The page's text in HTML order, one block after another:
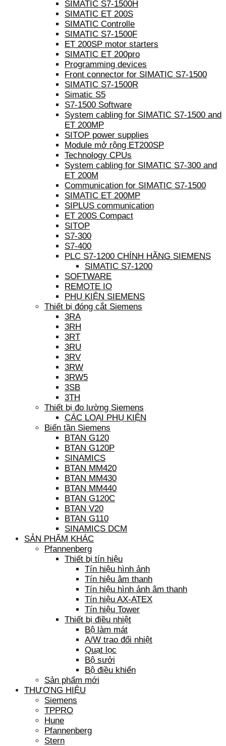
SIMATIC S7-1500H
SIMATIC ET 200S
SIMATIC Controlle
SIMATIC S7-1500F
ET 200SP motor starters
SIMATIC ET 200pro
Programming devices
Front connector for SIMATIC S7-1500
SIMATIC S7-1500R
Simatic S5
S7-1500 Software
System cabling for SIMATIC S7-1500 and
ET 200MP
SITOP power supplies
Module mở rộng ET200SP
Technology CPUs
System cabling for SIMATIC S7-300 and
ET 200M
Communication for SIMATIC S7-1500
SIMATIC ET 200MP
SIPLUS communication
ET 200S Compact
SITOP
S7-300
S7-400
PLC S7-1200 CHÍNH HÃNG SIEMENS
SIMATIC S7-1200
SOFTWARE
REMOTE IO
PHỤ KIỆN SIEMENS
Thiết bị đóng cắt Siemens
3RA
3RH
3RT
3RU
3RV
3RW
3RW5
3SB
3TH
Thiết bị đo lường Siemens
CÁC LOẠI PHỤ KIỆN
Biến tần Siemens
BTAN G120
BTAN G120P
SINAMICS
BTAN MM420
BTAN MM430
BTAN MM440
BTAN G120C
BTAN V20
BTAN G110
SINAMICS DCM
SẢN PHẨM KHÁC
Pfannenberg
Thiết bị tín hiệu
Tín hiệu hình ảnh
Tín hiệu âm thanh
Tín hiệu hình ảnh âm thanh
Tín hiệu AX-ATEX
Tín hiệu Tower
Thiết bị điều nhiệt
Bộ làm mát
A/W trao đổi nhiệt
Quạt lọc
Bộ sưởi
Bộ điều khiển
Sản phẩm mới
THƯƠNG HIỆU
Siemens
TPPRO
Hune
Pfannenberg
Stern